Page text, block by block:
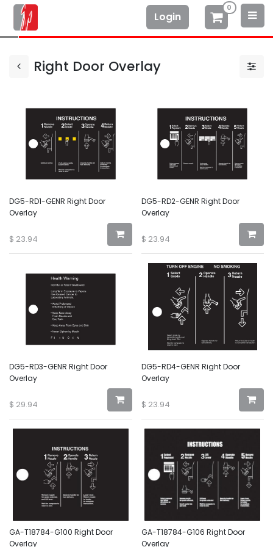
Login
0
Right Door Overlay
DG5-RD1-GENR Right Door
Overlay
$ 23.94
DG5-RD2-GENR Right Door
Overlay
$ 23.94
DG5-RD3-GENR Right Door
Overlay
$ 29.94
DG5-RD4-GENR Right Door
Overlay
$ 23.94
GA-T18784-G100 Right Door
Overlay
GA-T18784-G106 Right Door
Overlay